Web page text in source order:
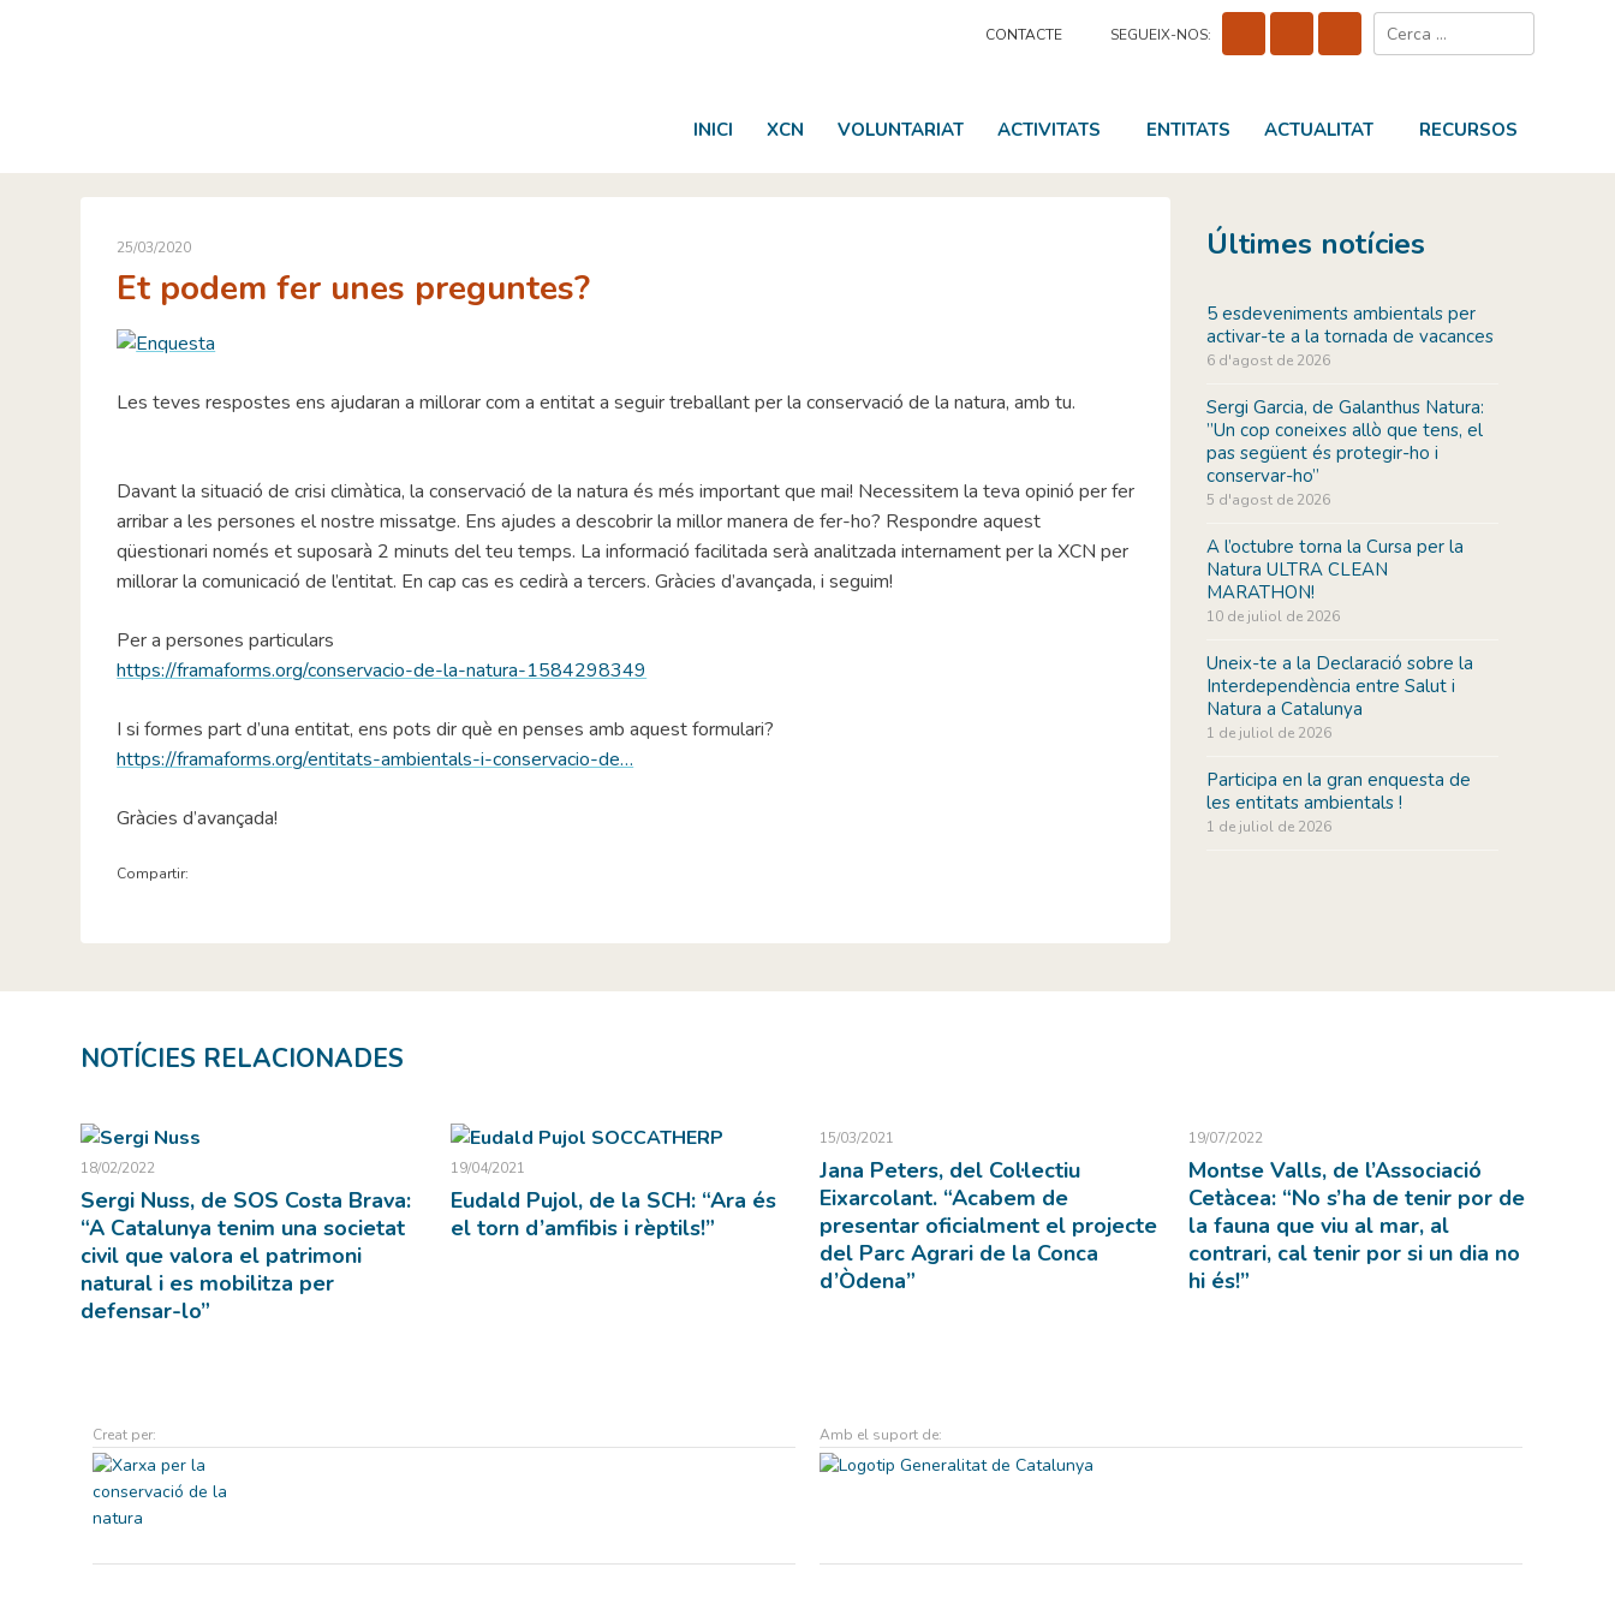
CONTACTE SEGUEIX-NOS:
INICI XCN VOLUNTARIAT ACTIVITATS ENTITATS ACTUALITAT RECURSOS
25/03/2020
Et podem fer unes preguntes?
Les teves respostes ens ajudaran a millorar com a entitat a seguir treballant per la conservació de la natura, amb tu.
Davant la situació de crisi climàtica, la conservació de la natura és més important que mai! Necessitem la teva opinió per fer
arribar a les persones el nostre missatge. Ens ajudes a descobrir la millor manera de fer-ho? Respondre aquest
qüestionari només et suposarà 2 minuts del teu temps. La informació facilitada serà analitzada internament per la XCN per
millorar la comunicació de l’entitat. En cap cas es cedirà a tercers. Gràcies d’avançada, i seguim!
Per a persones particulars
https://framaforms.org/conservacio-de-la-natura-1584298349
I si formes part d’una entitat, ens pots dir què en penses amb aquest formulari?
https://framaforms.org/entitats-ambientals-i-conservacio-de…
Gràcies d’avançada!
Compartir:
Últimes notícies
5 esdeveniments ambientals per
activar-te a la tornada de vacances
6 d'agost de 2026
Sergi Garcia, de Galanthus Natura:
”Un cop coneixes allò que tens, el
pas següent és protegir-ho i
conservar-ho”
5 d'agost de 2026
A l’octubre torna la Cursa per la
Natura ULTRA CLEAN
MARATHON!
10 de juliol de 2026
Uneix-te a la Declaració sobre la
Interdependència entre Salut i
Natura a Catalunya
1 de juliol de 2026
Participa en la gran enquesta de
les entitats ambientals !
1 de juliol de 2026
NOTÍCIES RELACIONADES
18/02/2022
Sergi Nuss, de SOS Costa Brava:
“A Catalunya tenim una societat
civil que valora el patrimoni
natural i es mobilitza per
defensar-lo”
19/04/2021
Eudald Pujol, de la SCH: “Ara és
el torn d’amfibis i rèptils!”
15/03/2021
Jana Peters, del Col·lectiu
Eixarcolant. “Acabem de
presentar oficialment el projecte
del Parc Agrari de la Conca
d’Òdena”
19/07/2022
Montse Valls, de l’Associació
Cetàcea: “No s’ha de tenir por de
la fauna que viu al mar, al
contrari, cal tenir por si un dia no
hi és!”
Creat per: Amb el suport de: